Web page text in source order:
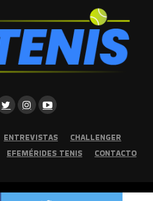
ENTREVISTAS
CHALLENGER
EFEMÉRIDES TENIS CONTACTO